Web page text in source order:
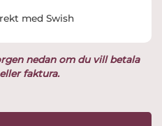
nedan om du vill betala
faktura.
med Swish